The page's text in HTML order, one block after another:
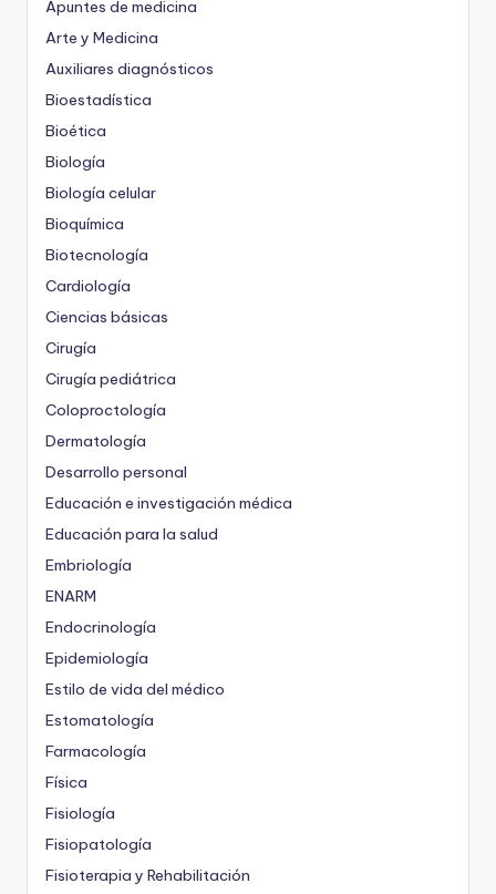
Apuntes de medicina
Arte y Medicina
Auxiliares diagnósticos
Bioestadística
Bioética
Biología
Biología celular
Bioquímica
Biotecnología
Cardiología
Ciencias básicas
Cirugía
Cirugía pediátrica
Coloproctología
Dermatología
Desarrollo personal
Educación e investigación médica
Educación para la salud
Embriología
ENARM
Endocrinología
Epidemiología
Estilo de vida del médico
Estomatología
Farmacología
Física
Fisiología
Fisiopatología
Fisioterapia y Rehabilitación